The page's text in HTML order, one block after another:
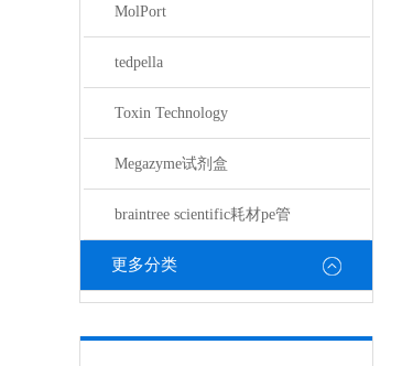
MolPort
tedpella
Toxin Technology
Megazyme试剂盒
braintree scientific耗材pe管
更多分类